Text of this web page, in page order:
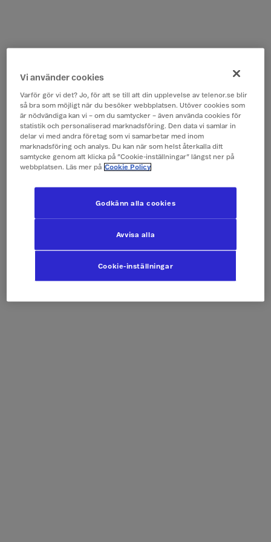
Vi använder cookies
Varför gör vi det? Jo, för att se till att din upplevelse av telenor.se blir
så bra som möjligt när du besöker webbplatsen. Utöver cookies som
är nödvändiga kan vi – om du samtycker – även använda cookies för
statistik och personaliserad marknadsföring. Den data vi samlar in
delar vi med andra företag som vi samarbetar med inom
marknadsföring och analys. Du kan när som helst återkalla ditt
samtycke genom att klicka på ”Cookie-inställningar” längst ner på
webbplatsen. Läs mer på Cookie Policy
Cookie-inställningar
Avvisa alla
Godkänn alla cookies